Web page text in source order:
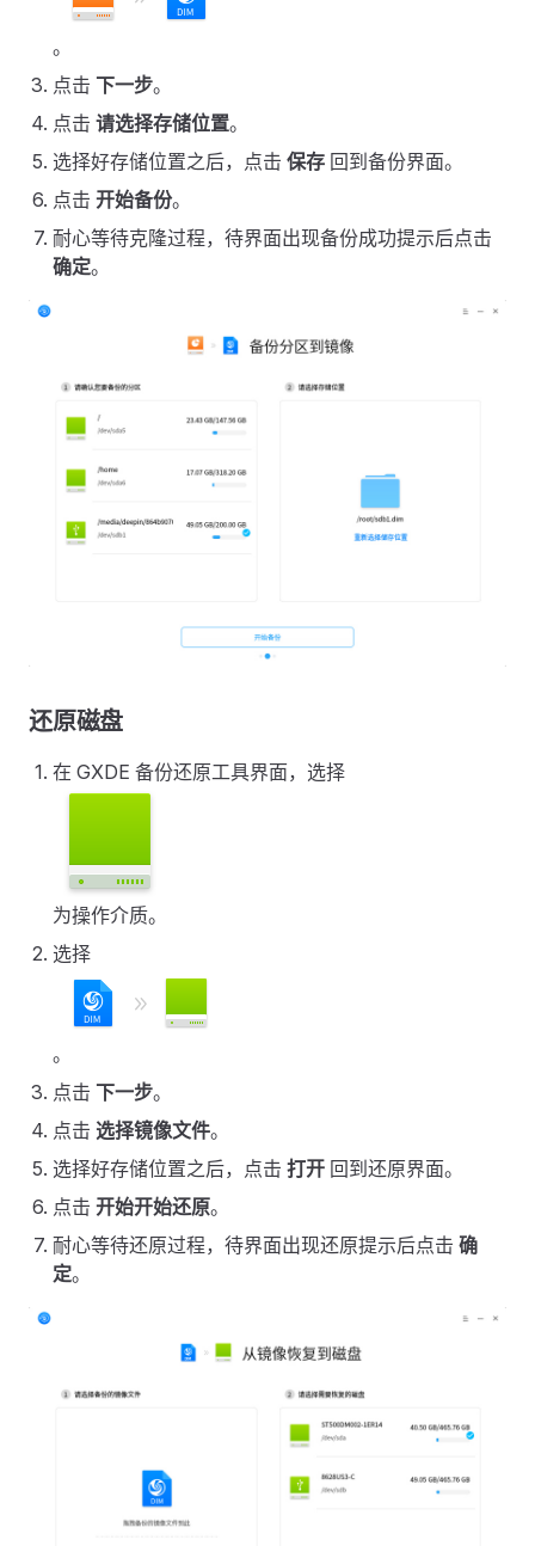
。
点击 下一步。
点击 请选择存储位置。
选择好存储位置之后，点击 保存 回到备份界面。
点击 开始备份。
耐心等待克隆过程，待界面出现备份成功提示后点击
确定。
还原磁盘
在 GXDE 备份还原工具界面，选择
为操作介质。
选择
。
点击 下一步。
点击 选择镜像文件。
选择好存储位置之后，点击 打开 回到还原界面。
点击 开始开始还原。
耐心等待还原过程，待界面出现还原提示后点击 确
定。